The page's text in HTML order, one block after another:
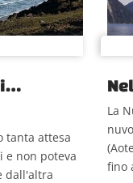
tanta attesa
e non poteva
dall'altra
La
fino